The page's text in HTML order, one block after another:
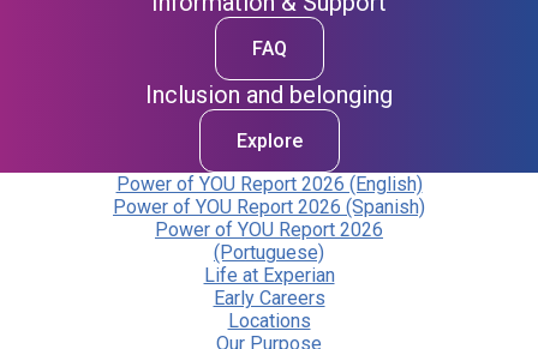
FAQ
Inclusion and belonging
Explore
Power of YOU Report 2026 (English)
Power of YOU Report 2026 (Spanish)
Power of YOU Report 2026
(Portuguese)
Life at Experian
Early Careers
Locations
Our Purpose